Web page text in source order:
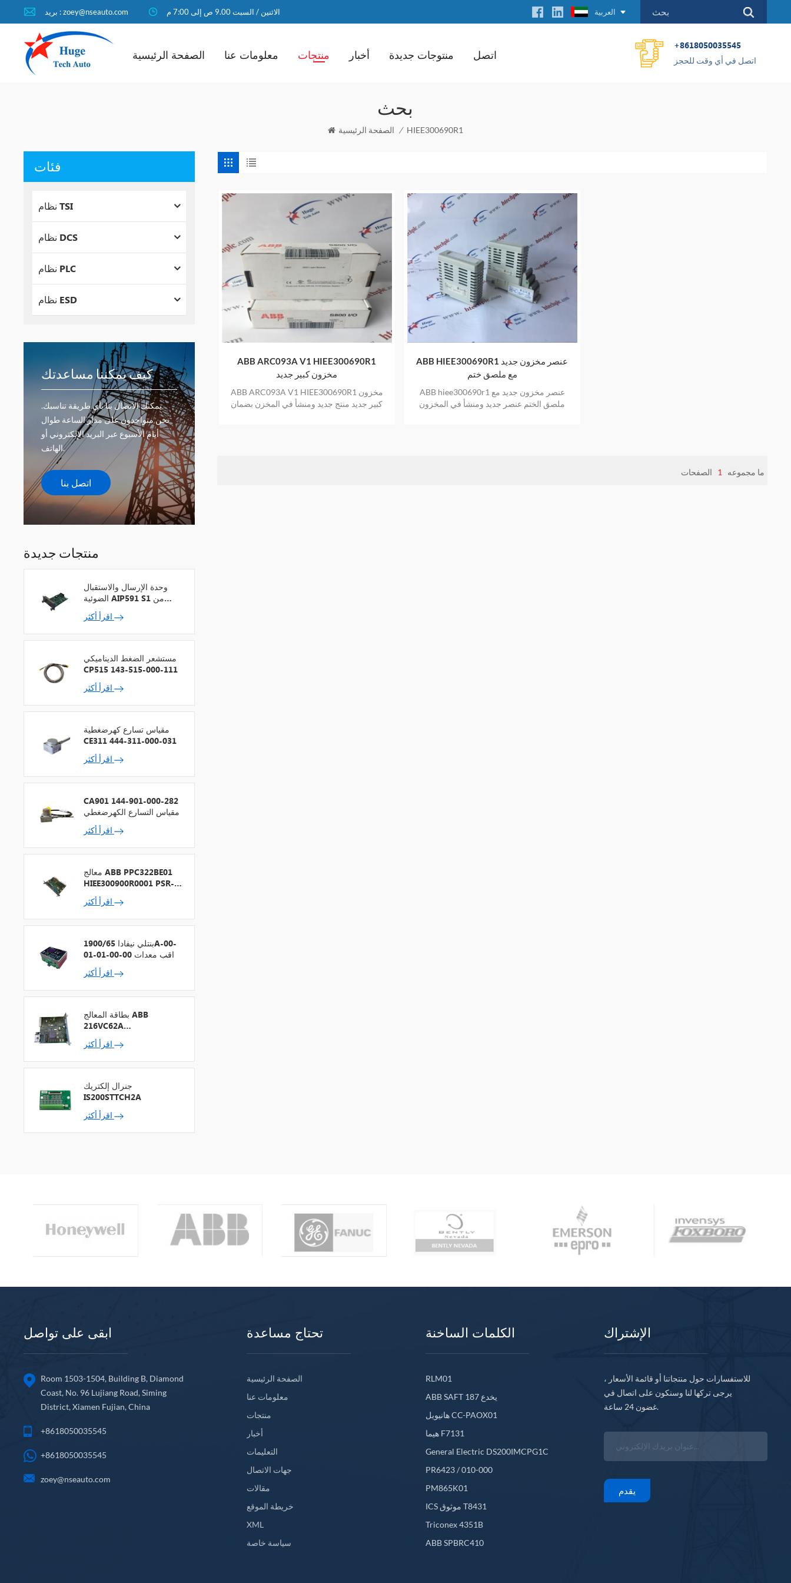
بريد : zoey@nseauto.com الاثنين / السبت 9.00 ص إلى 7:00 م العربية
الصفحة الرئيسية معلومات عنا منتجات أخبار منتوجات جديدة اتصل
+8618050035545
اتصل في أي وقت للحجز
بحث
الصفحة الرئيسية / HIEE300690R1
ABB ARC093A V1 HIEE300690R1
مخزون كبير جديد
ABB ARC093A V1 HIEE300690R1 مخزون
كبير جديد منتج جديد ومنشأ في المخزن بضمان
ABB HIEE300690R1 عنصر مخزون جديد
مع ملصق ختم
ABB hiee300690r1 عنصر مخزون جديد مع
ملصق الختم عنصر جديد ومنشأ في المخزون
ما مجموعه 1 الصفحات
فئات
نظام TSI
نظام DCS
نظام PLC
نظام ESD
كيف يمكننا مساعدتك
يمكنك الاتصال بنا بأي طريقة تناسبك.
نحن متواجدون على مدار الساعة طوال
أيام الأسبوع عبر البريد الإلكتروني أو
الهاتف.
اتصل بنا
منتجات جديدة
وحدة الإرسال والاستقبال
الضوئية AIP591 S1 من
شركة يوكوجاوا لمكرر شبكة
V
مستشعر الضغط الديناميكي
CP515 143-515-000-111
مقياس تسارع كهرضغطية
CE311 444-311-000-031
CA901 144-901-000-282
مقياس التسارع الكهرضغطي
معالج ABB PPC322BE01
HIEE300900R0001 PSR-2
+ ناقل المجال
بنتلي نيفادا 1900/65A-00-
01-01-00-00 مراقب معدات
الأغراض العامة
بطاقة المعالج ABB
216VC62A
HESG324442R13
جنرال إلكتريك
IS200STTCH2A
ابقى على تواصل
Room 1503-1504, Building B, Diamond
Coast, No. 96 Lujiang Road, Siming
District, Xiamen Fujian, China
+8618050035545
+8618050035545
zoey@nseauto.com
تحتاج مساعدة
الصفحة الرئيسية
معلومات عنا
منتجات
أخبار
التعليمات
جهات الاتصال
مقالات
خريطة الموقع
XML
سياسة خاصة
الكلمات الساخنة
RLM01
ABB SAFT 187 يخدع
هانيويل CC-PAOX01
هيما F7131
General Electric DS200IMCPG1C
PR6423 / 010-000
PM865K01
ICS موثوق T8431
Triconex 4351B
ABB SPBRC410
الإشتراك
للاستفسارات حول منتجاتنا أو قائمة الأسعار ،
يرجى تركها لنا وسنكون على اتصال في
غضون 24 ساعة.
يقدم